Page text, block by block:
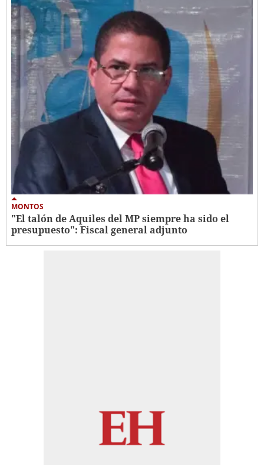
MONTOS
"El talón de Aquiles del MP siempre ha sido el
presupuesto": Fiscal general adjunto